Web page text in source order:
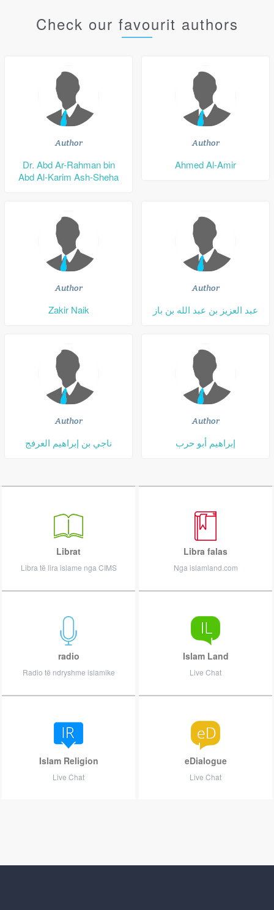
Check our favourit authors
Author
Dr. Abd Ar-Rahman bin
Abd Al-Karim Ash-Sheha
Author
Ahmed Al-Amir
Author
Zakir Naik
Author
عبد العزيز بن عبد الله بن باز
Author
ناجي بن إبراهيم العرفج
Author
إبراهيم أبو حرب
Librat
Libra të lira islame nga CIMS
Libra falas
Nga islamland.com
radio
Radio të ndryshme islamike
Islam Land
Live Chat
Islam Religion
Live Chat
eDialogue
Live Chat